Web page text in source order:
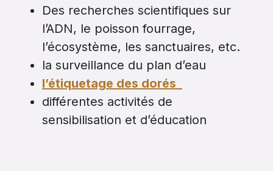
Des recherches scientifiques sur
l’ADN, le poisson fourrage,
l’écosystème, les sanctuaires, etc.
la surveillance du plan d’eau
l’étiquetage des dorés
différentes activités de
sensibilisation et d’éducation